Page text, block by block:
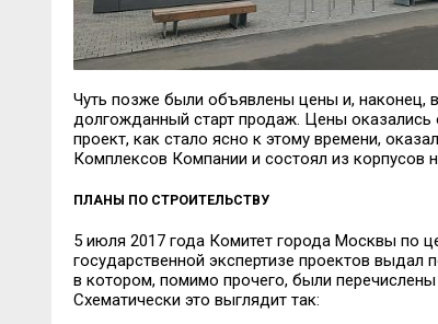
Чуть позже были объявлены цены и, наконец,
долгожданный старт продаж. Цены
проект, как стало ясно к этому времени,
Комплексов Компании и состоял из корпусов
ПЛАНЫ ПО СТРОИТЕЛЬСТВУ
5 июля 2017 года Комитет города Москвы по
государственной экспертизе проектов
в котором, помимо прочего, были
Схематически это выглядит так: